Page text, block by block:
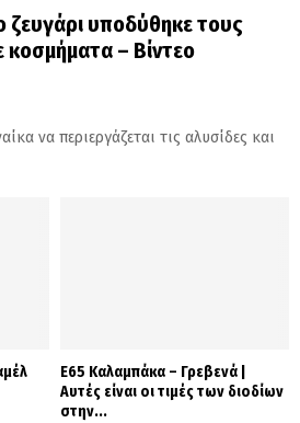
υποδύθηκε τους
κοσμήματα – Βίντεο
να περιεργάζεται τις αλυσίδες και
Ε65 Καλαμπάκα – Γρεβενά |
Αυτές είναι οι τιμές των διοδίων
στην...